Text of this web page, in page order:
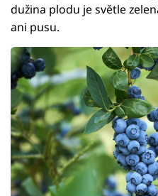
dužina plodu je světle
ani pusu.